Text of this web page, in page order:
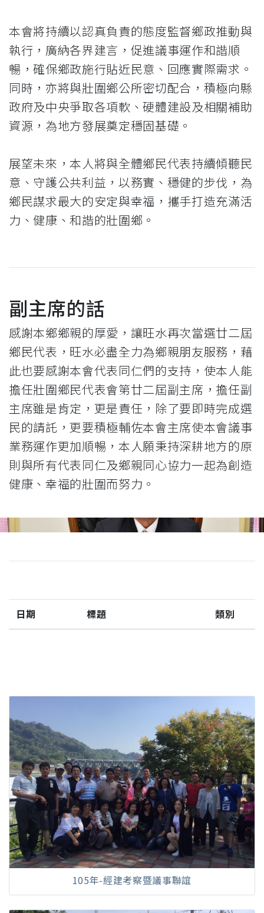
本會將持續以認真負責的態度監督鄉政推動與
執行，廣納各界建言，促進議事運作和諧順
暢，確保鄉政施行貼近民意、回應實際需求。
同時，亦將與壯圍鄉公所密切配合，積極向縣
政府及中央爭取各項軟、硬體建設及相關補助
資源，為地方發展奠定穩固基礎。
展望未來，本人將與全體鄉民代表持續傾聽民
意、守護公共利益，以務實、穩健的步伐，為
鄉民謀求最大的安定與幸福，攜手打造充滿活
力、健康、和諧的壯圍鄉。
副主席的話
感謝本鄉鄉親的厚愛，讓旺水再次當選廿二屆
鄉民代表，旺水必盡全力為鄉親朋友服務，藉
此也要感謝本會代表同仁們的支持，使本人能
擔任壯圍鄉民代表會第廿二屆副主席，擔任副
主席雖是肯定，更是責任，除了要即時完成選
民的請託，更要積極輔佐本會主席使本會議事
業務運作更加順暢，本人願秉持深耕地方的原
則與所有代表同仁及鄉親同心協力一起為創造
健康、幸福的壯圍而努力。
日期 標題 類別
105年-經建考察暨議事聯誼